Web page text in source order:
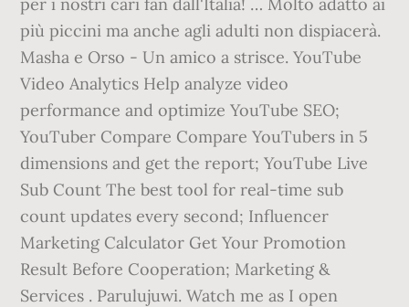
più piccini ma anche agli adulti non dispiacerà.
Masha e Orso - Un amico a strisce. YouTube
Video Analytics Help analyze video
performance and optimize YouTube SEO;
YouTuber Compare Compare YouTubers in 5
dimensions and get the report; YouTube Live
Sub Count The best tool for real-time sub
count updates every second; Influencer
Marketing Calculator Get Your Promotion
Result Before Cooperation; Marketing &
Services . Parulujuwi. Watch me as I open